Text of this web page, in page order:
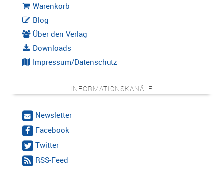
Warenkorb
Blog
Über den Verlag
Downloads
Impressum/Datenschutz
INFORMATIONSKANÄLE
Newsletter
Facebook
Twitter
RSS-Feed